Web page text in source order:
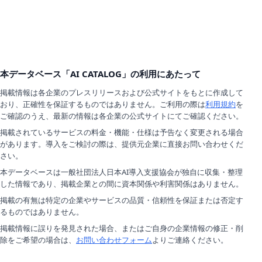
本データベース「AI CATALOG」の利用にあたって
掲載情報は各企業のプレスリリースおよび公式サイトをもとに作成して
おり、正確性を保証するものではありません。ご利用の際は利用規約を
ご確認のうえ、最新の情報は各企業の公式サイトにてご確認ください。
掲載されているサービスの料金・機能・仕様は予告なく変更される場合
があります。導入をご検討の際は、提供元企業に直接お問い合わせくだ
さい。
本データベースは一般社団法人日本AI導入支援協会が独自に収集・整理
した情報であり、掲載企業との間に資本関係や利害関係はありません。
掲載の有無は特定の企業やサービスの品質・信頼性を保証または否定す
るものではありません。
掲載情報に誤りを発見された場合、またはご自身の企業情報の修正・削
除をご希望の場合は、 お問い合わせフォームよりご連絡ください。